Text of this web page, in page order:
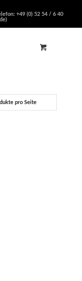
+49 (0) 52 54 / 6 40
pro Seite